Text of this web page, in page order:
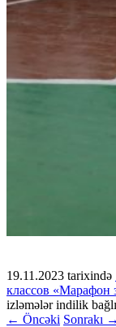
19.11.2023 tarixində
классов «Марафон
izləmələr indilik
← Öncəki Sonrakı →